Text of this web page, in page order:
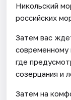
Никольский
российских
Затем вас
где
созерцания и
Затем на